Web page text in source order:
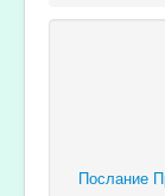
Послание